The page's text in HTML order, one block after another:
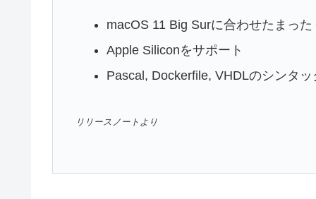
macOS 11 Big Surに合わせたまっ
Apple Siliconをサポート
Pascal, Dockerfile, VHDLのシンタ
リリースノートより